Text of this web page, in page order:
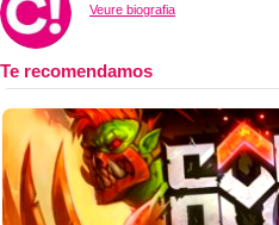
Veure biografia